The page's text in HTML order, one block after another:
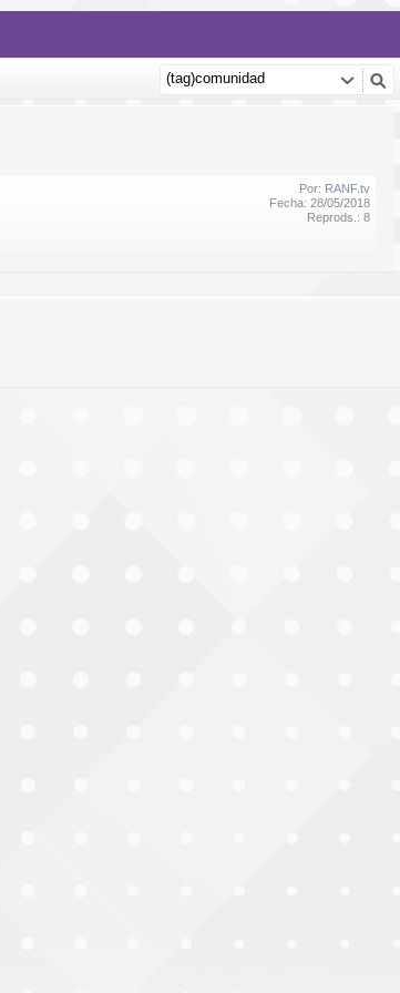
Por: RANF.tv
Fecha: 28/05/2018
Reprods.: 8